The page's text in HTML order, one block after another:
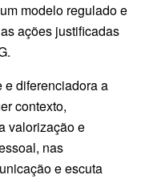
modelo regulado e
ações justificadas
e diferenciadora a
contexto,
valorização e
nas
e escuta